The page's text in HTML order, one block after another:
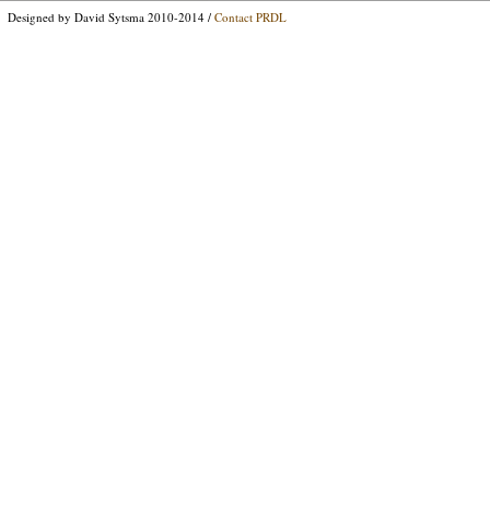
Designed by David Sytsma 2010-2014 / Contact PRDL